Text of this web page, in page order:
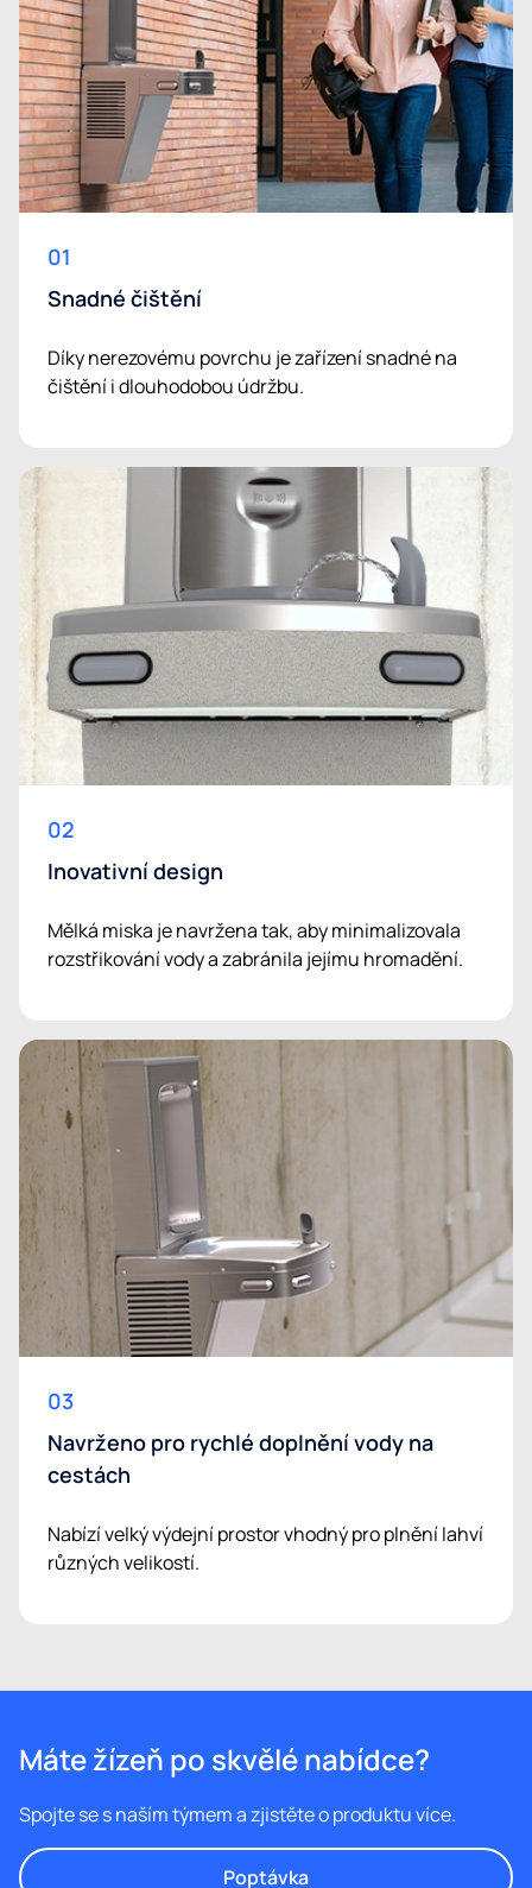
01
Snadné čištění
Díky nerezovému povrchu je zařízení snadné na
čištění i dlouhodobou údržbu.
02
Inovativní design
Mělká miska je navržena tak, aby minimalizovala
rozstřikování vody a zabránila jejímu hromadění.
03
Navrženo pro rychlé doplnění vody na
cestách
Nabízí velký výdejní prostor vhodný pro plnění lahví
různých velikostí.
Máte žízeň po skvělé nabídce?
Spojte se s naším týmem a zjistěte o produktu více.
Poptávka